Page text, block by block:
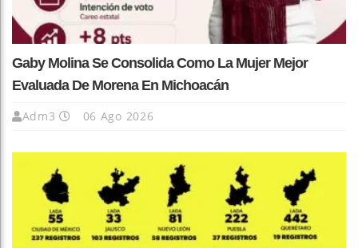
Gaby Molina Se Consolida Como La Mujer Mejor
Evaluada De Morena En Michoacán
Adm3 06 Ago 2026